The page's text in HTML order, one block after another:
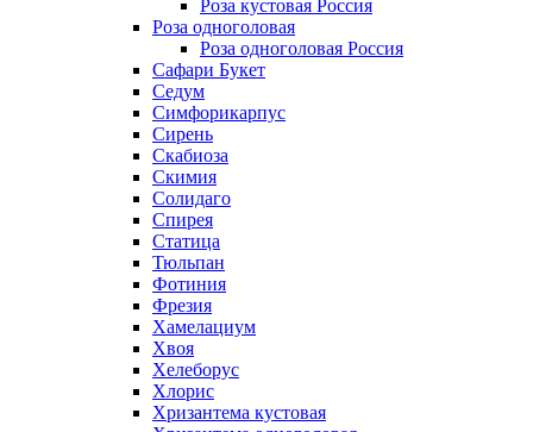
Роза кустовая Россия
Роза одноголовая
Роза одноголовая Россия
Сафари Букет
Седум
Симфорикарпус
Сирень
Скабиоза
Скимия
Солидаго
Спирея
Статица
Тюльпан
Фотиния
Фрезия
Хамелациум
Хвоя
Хелеборус
Хлорис
Хризантема кустовая